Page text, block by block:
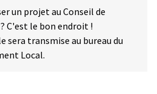
un projet au Conseil de
C'est le bon endroit !
sera transmise au bureau du
Local.